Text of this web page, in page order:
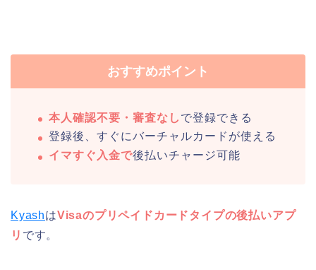
おすすめポイント
本人確認不要・審査なし で登録できる
登録後、すぐにバーチャルカードが使える
イマすぐ入金で後払いチャージ可能
KyashはVisaのプリペイドカードタイプの後払いアプ
リ です。